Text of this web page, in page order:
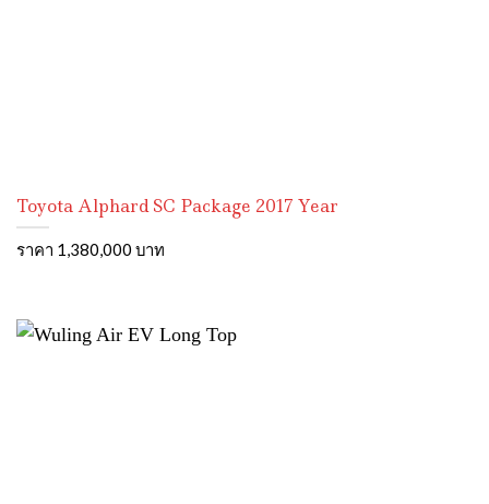
Toyota Alphard SC Package 2017 Year
ราคา 1,380,000 บาท